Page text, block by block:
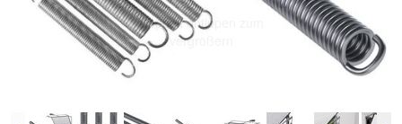
Doppelt antippen zum
vergrößern